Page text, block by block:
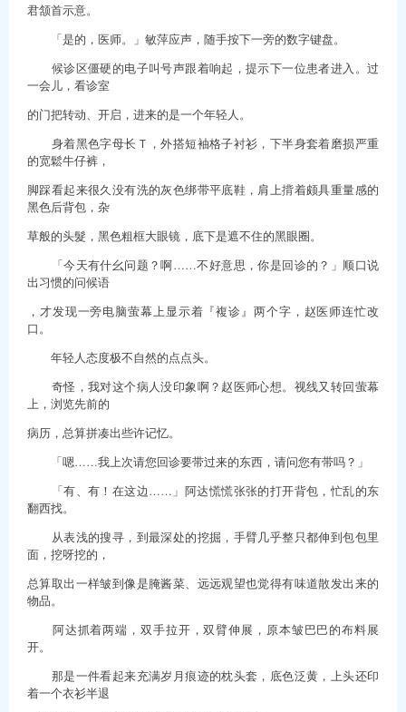
君颔首示意。
「是的，医师。」敏萍应声，随手按下一旁的数字键盘。
候诊区僵硬的电子叫号声跟着响起，提示下一位患者进入。过
一会儿，看诊室
的门把转动、开启，进来的是一个年轻人。
身着黑色字母长Ｔ，外搭短袖格子衬衫，下半身套着磨损严重
的宽鬆牛仔裤，
脚踩看起来很久没有洗的灰色绑带平底鞋，肩上揹着颇具重量感的
黑色后背包，杂
草般的头髮，黑色粗框大眼镜，底下是遮不住的黑眼圈。
「今天有什幺问题？啊……不好意思，你是回诊的？」顺口说
出习惯的问候语
，才发现一旁电脑萤幕上显示着『複诊』两个字，赵医师连忙改
口。
年轻人态度极不自然的点点头。
奇怪，我对这个病人没印象啊？赵医师心想。视线又转回萤幕
上，浏览先前的
病历，总算拼凑出些许记忆。
「嗯……我上次请您回诊要带过来的东西，请问您有带吗？」
「有、有！在这边……」阿达慌慌张张的打开背包，忙乱的东
翻西找。
从表浅的搜寻，到最深处的挖掘，手臂几乎整只都伸到包包里
面，挖呀挖的，
总算取出一样皱到像是腌酱菜、远远观望也觉得有味道散发出来的
物品。
阿达抓着两端，双手拉开，双臂伸展，原本皱巴巴的布料展
开。
那是一件看起来充满岁月痕迹的枕头套，底色泛黄，上头还印
着一个衣衫半退